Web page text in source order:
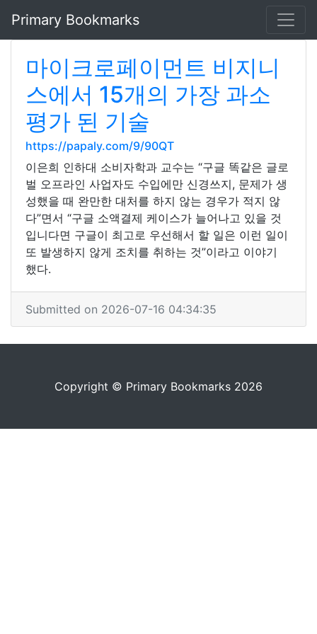
Primary Bookmarks
마이크로페이먼트 비지니
스에서 15개의 가장 과소
평가 된 기술
https://papaly.com/9/90QT
이은희 인하대 소비자학과 교수는 “구글 똑같은 글로
벌 오프라인 사업자도 수입에만 신경쓰지, 문제가 생
성했을 때 완만한 대처를 하지 않는 경우가 적지 않
다”면서 “구글 소액결제 케이스가 늘어나고 있을 것
입니다면 구글이 최고로 우선해서 할 일은 이런 일이
또 발생하지 않게 조치를 취하는 것”이라고 이야기
했다.
Submitted on 2026-07-16 04:34:35
Copyright © Primary Bookmarks 2026